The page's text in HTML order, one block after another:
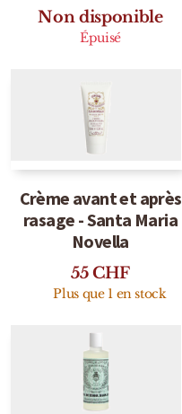
Non disponible
Épuisé
Crème avant et après
rasage - Santa Maria
Novella
55CHF
Plus que 1 en stock
Diffuseurs
Cosmétiques